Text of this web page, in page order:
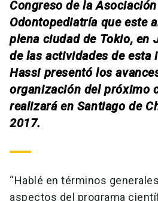
Congreso de la
Odontopediatría que este
plena ciudad de Tokio, en
de las actividades de esta
Hassi presentó los
organización del próximo
realizará en Santiago de
2017.
“Hablé en términos
aspectos del programa